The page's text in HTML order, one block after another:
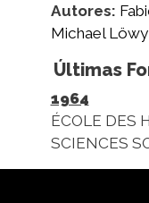
Autores:
Michael Löwy
Últimas
1964
ÉCOLE DES
SCIENCES